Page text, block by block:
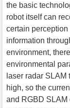
the basic
robot itself can
certain
information
environment,
environmental
laser radar
high, so the
and RGBD SLAM